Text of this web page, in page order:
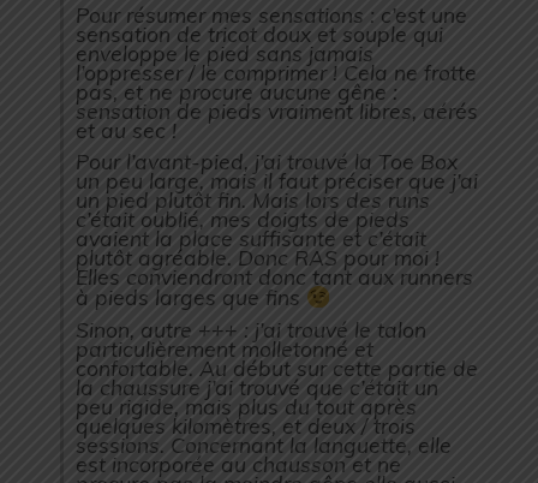
Pour résumer mes sensations : c’est une
sensation de tricot doux et souple qui
enveloppe le pied sans jamais
l’oppresser / le comprimer ! Cela ne frotte
pas, et ne procure aucune gêne :
sensation de pieds vraiment libres, aérés
et au sec !
Pour l’avant-pied, j’ai trouvé la Toe Box
un peu large, mais il faut préciser que j’ai
un pied plutôt fin. Mais lors des runs
c’était oublié, mes doigts de pieds
avaient la place suffisante et c’était
plutôt agréable. Donc RAS pour moi !
Elles conviendront donc tant aux runners
à pieds larges que fins
Sinon, autre +++ : j’ai trouvé le talon
particulièrement molletonné et
confortable. Au début sur cette partie de
la chaussure j’ai trouvé que c’était un
peu rigide, mais plus du tout après
quelques kilomètres, et deux / trois
sessions. Concernant la languette, elle
est incorporée au chausson et ne